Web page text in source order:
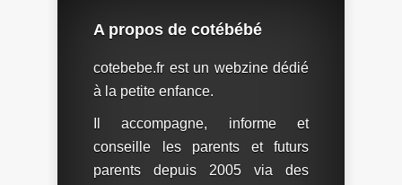
A propos de cotébébé
cotebebe.fr est un webzine dédié
à la petite enfance.
Il accompagne, informe et
conseille les parents et futurs
parents depuis 2005 via des